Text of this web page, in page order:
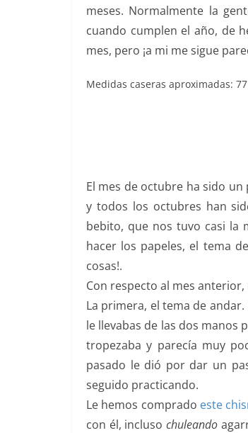
meses. Normalmente la
cuando cumplen el año, de
mes, pero ¡a mi me sigue
Medidas caseras aproximadas:
El mes de octubre ha sido
y todos los octubres han
bebito, que nos tuvo casi la
hacer los papeles, el tema
cosas!.
Con respecto al mes
La primera, el tema de
le llevabas de las dos manos
tropezaba y parecía muy
pasado le dió por dar un
seguido practicando.
Le hemos comprado este
con él, inclusochuleando